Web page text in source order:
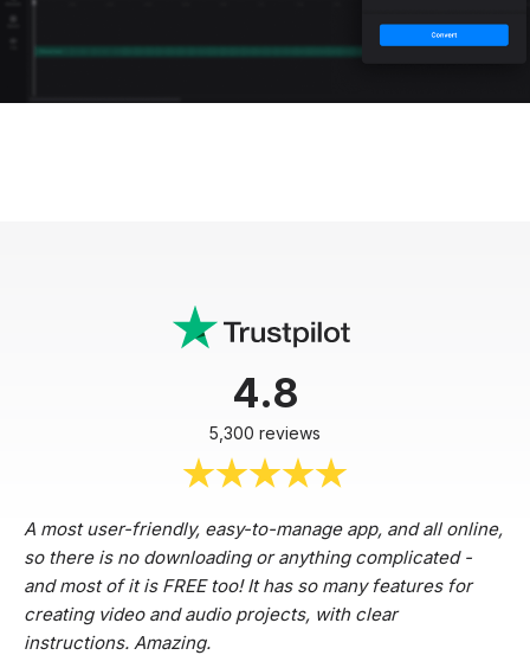
4.8
5,300 reviews
A most user-friendly, easy-to-manage app, and all online,
so there is no downloading or anything complicated -
and most of it is FREE too! It has so many features for
creating video and audio projects, with clear
instructions. Amazing.